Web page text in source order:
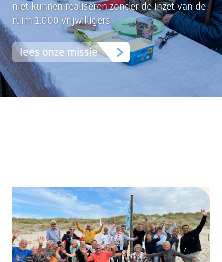
niet kunnen realiseren zonder de inzet van de
ruim 1.000 vrijwilligers.
lees onze missie